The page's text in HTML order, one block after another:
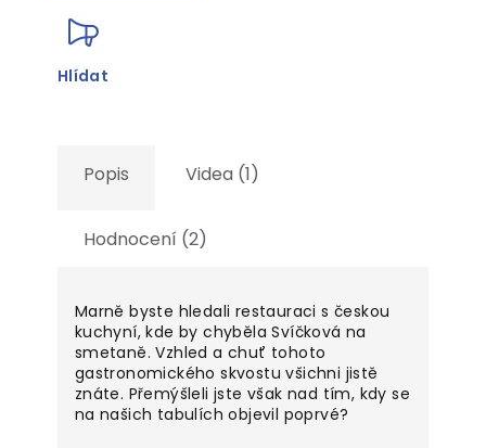
Hlídat
Popis Videa (1)
Hodnocení (2)
Marně byste hledali restauraci s českou
kuchyní, kde by chyběla Svíčková na
smetaně. Vzhled a chuť tohoto
gastronomického skvostu všichni jistě
znáte. Přemýšleli jste však nad tím, kdy se
na našich tabulích objevil poprvé?